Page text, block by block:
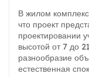
В жилом
что проект
проектировании
высотой от 7 до
разнообразие
естественная